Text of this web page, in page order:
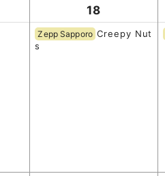
18
Zepp Sapporo Creepy Nut
s